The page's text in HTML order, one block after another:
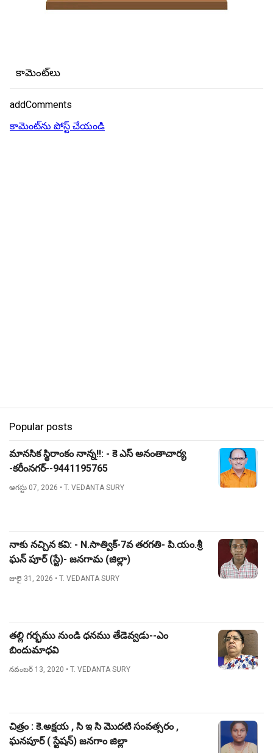
కామెంట్‌లు
addComments
కామెంట్‌ను పోస్ట్ చేయండి
Popular posts
మానసిక స్థిరాంకం నాన్న!!: - కె ఎస్ అనంతాచార్య
-కరీంనగర్--9441195765
ఆగస్టు 07, 2026 • T. VEDANTA SURY
నాకు నచ్చిన కవి: - N.సాత్విక్-7వ తరగతి- పి.యం.శ్రీ
ఘన్ పూర్ (స్టే)- జనగామ (జిల్లా)
జులై 31, 2026 • T. VEDANTA SURY
తల్లి గర్భము నుండి ధనము తేడెవ్వడు--ఎం
బిందుమాధవి
నవంబర్ 13, 2020 • T. VEDANTA SURY
చిత్రం : కె.అక్షయ , సి ఇ సి మొదటి సంవత్సరం ,
ఘనపూర్ ( స్టేషన్) జనగాం జిల్లా